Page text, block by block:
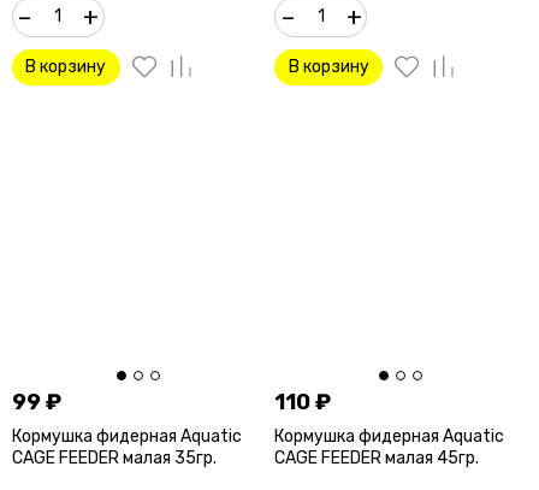
– +
В корзину
– +
В корзину
99₽
Кормушка фидерная Aquatic
CAGE FEEDER малая 35гр.
110₽
Кормушка фидерная Aquatic
CAGE FEEDER малая 45гр.